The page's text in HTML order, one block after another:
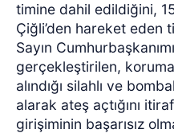
timine dahil edildiğini,
Çiğli’den hareket eden
Sayın
gerçekleştirilen,
alındığı silahlı ve
alarak ateş açtığını
girişiminin başarısız